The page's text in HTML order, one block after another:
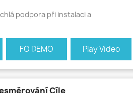
při instalaci a
FO DEMO Play Video
Cíle